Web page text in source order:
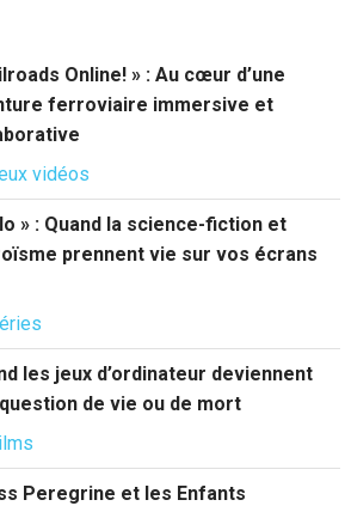
Online! » : Au cœur d’une
ferroviaire immersive et
vidéos
» : Quand la science-fiction et
prennent vie sur vos écrans
les jeux d’ordinateur deviennent
de vie ou de mort
Peregrine et les Enfants